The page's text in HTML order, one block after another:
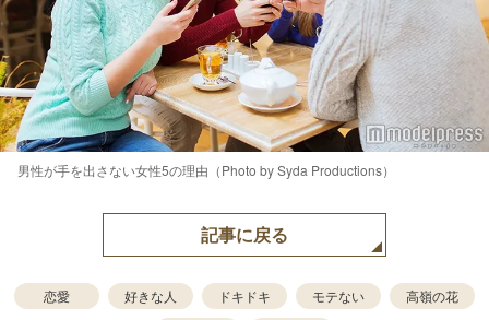
男性が手を出さない女性5の理由（Photo by Syda Productions）
記事に戻る
恋愛 好きな人 ドキドキ モテない
高嶺の花